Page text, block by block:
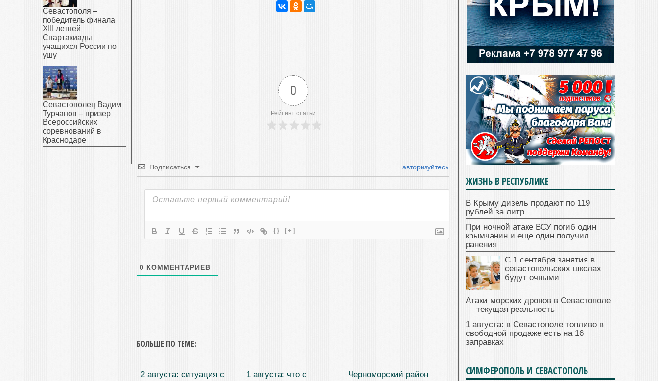
0
Рейтинг статьи
Подписаться авторизуйтесь
{} [+]
0 КОММЕНТАРИЕВ
БОЛЬШЕ ПО ТЕМЕ:
2 августа: ситуация с
1 августа: что с
Черноморский район
Севастополя –
победитель финала
XIII летней
Спартакиады
учащихся России по
ушу
Севастополец Вадим
Турчанов – призер
Всероссийских
соревнований в
Краснодаре
ЖИЗНЬ В РЕСПУБЛИКЕ
В Крыму дизель продают по 119
рублей за литр
При ночной атаке ВСУ погиб один
крымчанин и еще один получил
ранения
С 1 сентября занятия в
севастопольских школах
будут очными
Атаки морских дронов в Севастополе
— текущая реальность
1 августа: в Севастополе топливо в
свободной продаже есть на 16
заправках
СИМФЕРОПОЛЬ И СЕВАСТОПОЛЬ